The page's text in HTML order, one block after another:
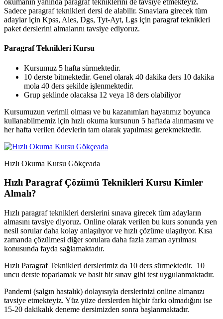
okumanın yanında paragraf tekniklerini de tavsiye etmekteyiz.
Sadece paragraf teknikleri dersi de alabilir. Sınavlara girecek tüm
adaylar için Kpss, Ales, Dgs, Tyt-Ayt, Lgs için paragraf teknikleri
paket derslerini almalarını tavsiye ediyoruz.
Paragraf Teknikleri Kursu
Kursumuz 5 hafta sürmektedir.
10 derste bitmektedir. Genel olarak 40 dakika ders 10 dakika
mola 40 ders şekilde işlenmektedir.
Grup şeklinde olacaksa 12 veya 18 ders olabiliyor
Kursumuzun verimli olması ve bu kazanımları hayatımız boyunca
kullanabilmemiz için hızlı okuma kursunun 5 haftada alınmasını ve
her hafta verilen ödevlerin tam olarak yapılması gerekmektedir.
Hızlı Okuma Kursu Gökçeada
Hızlı Paragraf Çözümü Teknikleri Kursu Kimler
Almalı?
Hızlı paragraf teknikleri derslerini sınava girecek tüm adayların
almasını tavsiye diyoruz. Online olarak verilen bu kurs sonunda yen
nesil sorular daha kolay anlaşılıyor ve hızlı çözüme ulaşılıyor. Kısa
zamanda çözülmesi diğer sorulara daha fazla zaman ayrılması
konusunda fayda sağlamaktadır.
Hızlı Paragraf Teknikleri derslerimiz da 10 ders sürmektedir. 10
uncu derste toparlamak ve basit bir sınav gibi test uygulanmaktadır.
Pandemi (salgın hastalık) dolayısıyla derslerinizi online almanızı
tavsiye etmekteyiz. Yüz yüze derslerden hiçbir farkı olmadığını ise
15-20 dakikalık deneme dersimizden sonra başlanmaktadır.